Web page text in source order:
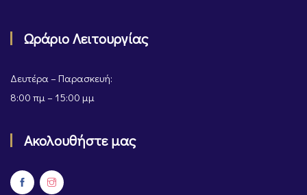
Ωράριο Λειτουργίας
Δευτέρα – Παρασκευή:
8:00 πμ – 15:00 μμ
Ακολουθήστε μας